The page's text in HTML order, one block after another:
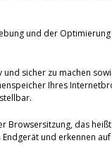
und der
sicher zu machen
Ihres
Browsersitzung, das
und erkennen